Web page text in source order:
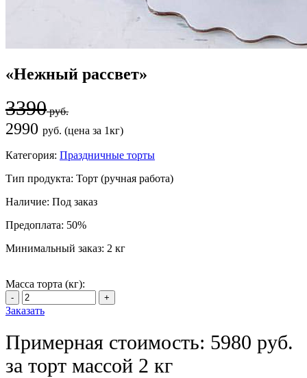
«Нежный рассвет»
3390руб.
2990 руб. (цена за 1кг)
Категория: Праздничные торты
Тип продукта: Торт (ручная работа)
Наличие: Под заказ
Предоплата: 50%
Минимальный заказ: 2 кг
Масса торта (кг):
Заказать
Примерная стоимость: 5980 руб.
за торт массой 2 кг